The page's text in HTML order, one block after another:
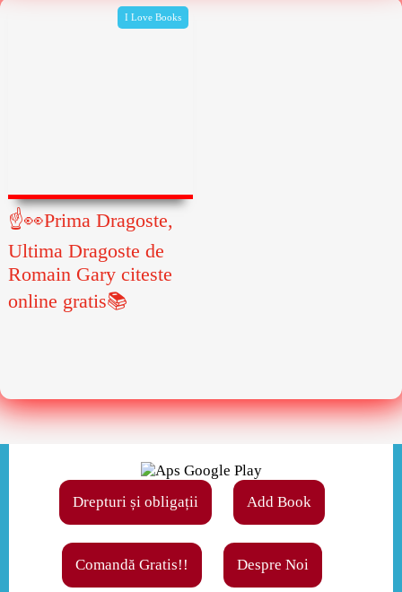
I Love Books
☝👀Prima Dragoste,
Ultima Dragoste de
Romain Gary citeste
online gratis📚
Drepturi și obligații Add Book
Comandă Gratis!! Despre Noi